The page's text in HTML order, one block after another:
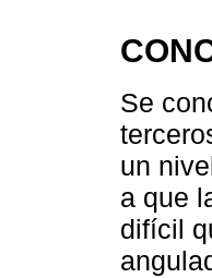
Se
un
a que
difícil